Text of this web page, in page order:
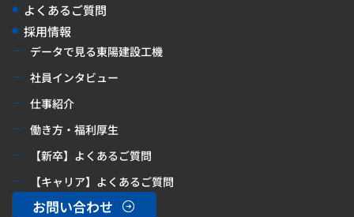
よくあるご質問
採用情報
データで見る東陽建設工機
社員インタビュー
仕事紹介
働き方・福利厚生
【新卒】よくあるご質問
【キャリア】よくあるご質問
お問い合わせ